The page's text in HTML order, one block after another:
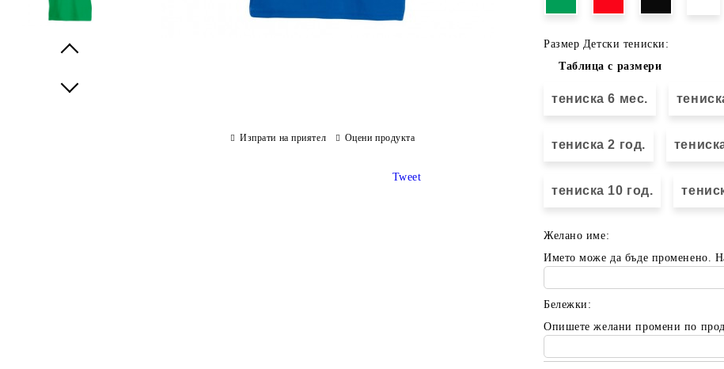
Размер Детски тениски:
Таблица с размери
тениска 6 мес.
тениска 2 год.
тениска 10 год.
Желано име:
Името може да бъде променено.
Бележки:
Опишете желани промени по
Изпрати на приятел Оцени продукта
Tweet